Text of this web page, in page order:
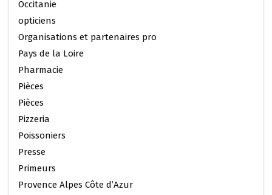
Occitanie
opticiens
Organisations et partenaires pro
Pays de la Loire
Pharmacie
Pièces
Pièces
Pizzeria
Poissoniers
Presse
Primeurs
Provence Alpes Côte d’Azur